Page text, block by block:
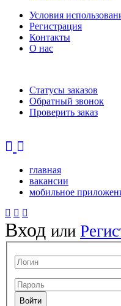
Условия
Регистрация
Контакты
О нас
Статусы заказов
Обратный звонок
Проверить заказ
главная
вакансии
мобильное
Вход или